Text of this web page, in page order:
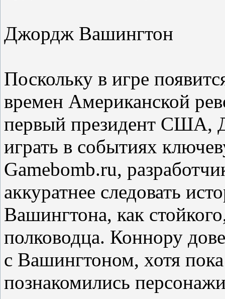
Джордж Вашингтон
Поскольку в игре
времен Американской
первый президент США,
играть в событиях
Gamebomb.ru,
аккуратнее следовать
Вашингтона, как
полководца. Коннору
с Вашингтоном, хотя
познакомились